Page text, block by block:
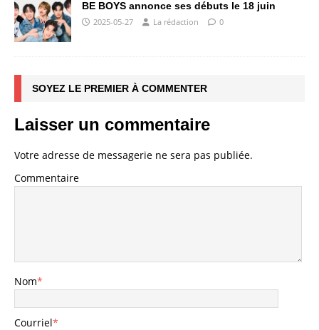
BE BOYS annonce ses débuts le 18 juin
2025-05-27 La rédaction 0
SOYEZ LE PREMIER À COMMENTER
Laisser un commentaire
Votre adresse de messagerie ne sera pas publiée.
Commentaire
Nom*
Courriel*